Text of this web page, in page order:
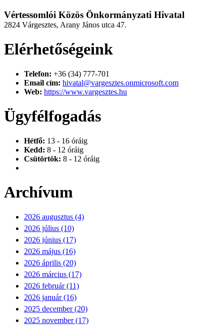
Vértessomlói Közös Önkormányzati Hivatal
2824 Várgesztes, Arany János utca 47.
Elérhetőségeink
Telefon: +36 (34) 777-701
Email cím: hivatal@vargesztes.onmicrosoft.com
Web: https://www.vargesztes.hu
Ügyfélfogadás
Hétfő: 13 - 16 óráig
Kedd: 8 - 12 óráig
Csütörtök: 8 - 12 óráig
Archívum
2026 augusztus (4)
2026 július (10)
2026 június (17)
2026 május (16)
2026 április (20)
2026 március (17)
2026 február (11)
2026 január (16)
2025 december (20)
2025 november (17)